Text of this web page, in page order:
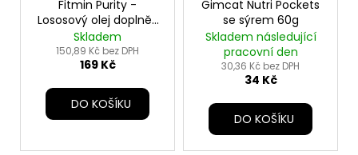
Fitmin Purity -
Lososový olej doplněk
- 300 ml
Skladem
150,89 Kč bez DPH
169 Kč
DO KOŠÍKU
Gimcat Nutri Pockets
se sýrem 60g
Skladem následující
pracovní den
30,36 Kč bez DPH
34 Kč
DO KOŠÍKU